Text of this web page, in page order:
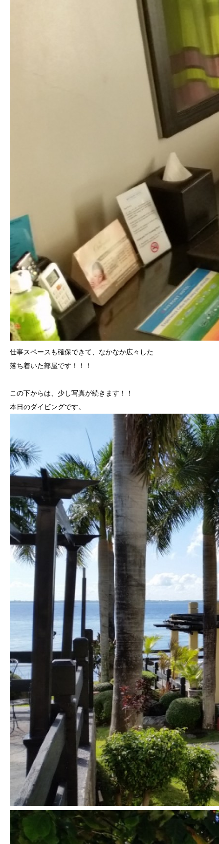
仕事スペースも確保できて、なかなか広々した
落ち着いた部屋です！！！
この下からは、少し写真が続きます！！
本日のダイビングです。